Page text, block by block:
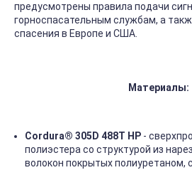
предусмотрены правила подачи
горноспасательным службам, а
спасения в Европе и США.
Материалы:
Cordura® 305D 488T HP -
полиэстера со структурой из
волокон покрытых полиуретаном,